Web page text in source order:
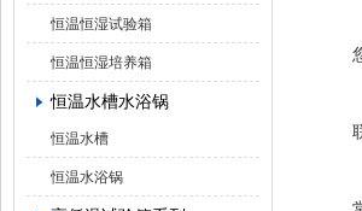
恒温恒湿试验箱
恒温恒湿培养箱
恒温水槽水浴锅
恒温水槽
恒温水浴锅